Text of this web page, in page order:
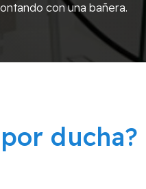
con una bañera.
ducha?